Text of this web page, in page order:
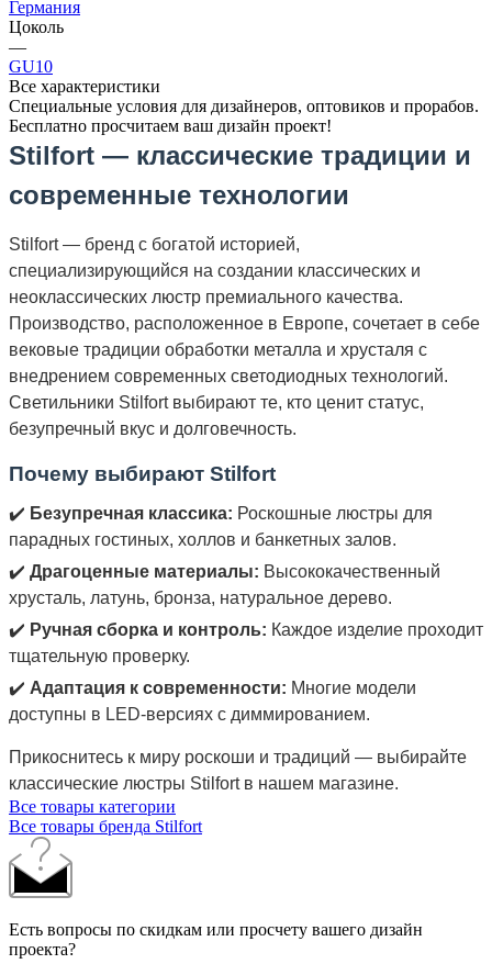
Германия
Цоколь
—
GU10
Все характеристики
Специальные условия для дизайнеров, оптовиков и прорабов.
Бесплатно просчитаем ваш дизайн проект!
Stilfort — классические традиции и
современные технологии
Stilfort — бренд с богатой историей,
специализирующийся на создании классических и
неоклассических люстр премиального качества.
Производство, расположенное в Европе, сочетает в себе
вековые традиции обработки металла и хрусталя с
внедрением современных светодиодных технологий.
Светильники Stilfort выбирают те, кто ценит статус,
безупречный вкус и долговечность.
Почему выбирают Stilfort
✔️ Безупречная классика: Роскошные люстры для
парадных гостиных, холлов и банкетных залов.
✔️ Драгоценные материалы: Высококачественный
хрусталь, латунь, бронза, натуральное дерево.
✔️ Ручная сборка и контроль: Каждое изделие проходит
тщательную проверку.
✔️ Адаптация к современности: Многие модели
доступны в LED-версиях с диммированием.
Прикоснитесь к миру роскоши и традиций — выбирайте
классические люстры Stilfort в нашем магазине.
Все товары категории
Все товары бренда Stilfort
Есть вопросы по скидкам или просчету вашего дизайн
проекта?